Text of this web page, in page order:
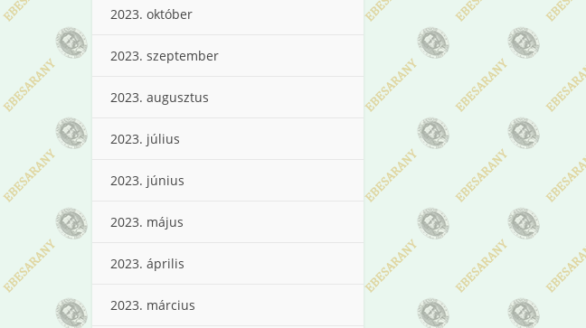
2023. október
2023. szeptember
2023. augusztus
2023. július
2023. június
2023. május
2023. április
2023. március